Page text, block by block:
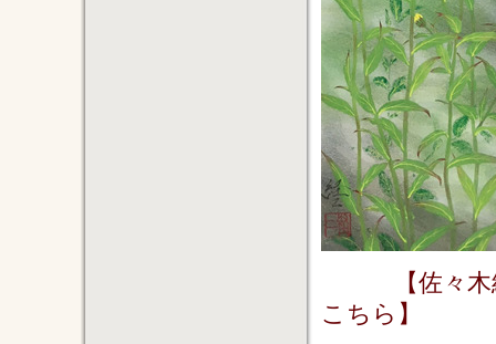
【佐々
こちら】